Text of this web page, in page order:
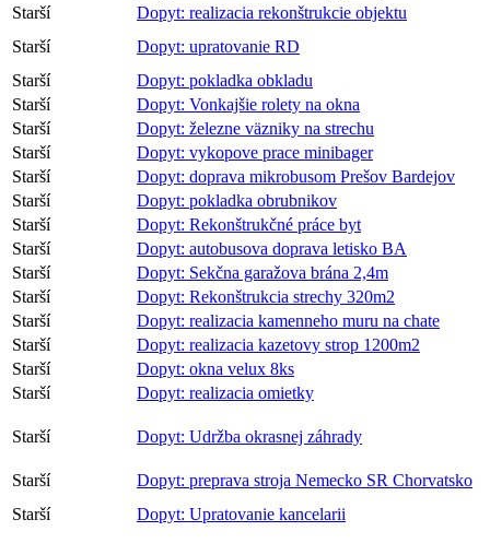
Starší
Dopyt: realizacia rekonštrukcie objektu
Starší
Dopyt: upratovanie RD
Starší
Dopyt: pokladka obkladu
Starší
Dopyt: Vonkajšie rolety na okna
Starší
Dopyt: železne väzniky na strechu
Starší
Dopyt: vykopove prace minibager
Starší
Dopyt: doprava mikrobusom Prešov Bardejov
Starší
Dopyt: pokladka obrubnikov
Starší
Dopyt: Rekonštrukčné práce byt
Starší
Dopyt: autobusova doprava letisko BA
Starší
Dopyt: Sekčna garažova brána 2,4m
Starší
Dopyt: Rekonštrukcia strechy 320m2
Starší
Dopyt: realizacia kamenneho muru na chate
Starší
Dopyt: realizacia kazetovy strop 1200m2
Starší
Dopyt: okna velux 8ks
Starší
Dopyt: realizacia omietky
Starší Dopyt: Udržba okrasnej záhrady
Starší
Dopyt: preprava stroja Nemecko SR Chorvatsko
Starší
Dopyt: Upratovanie kancelarii